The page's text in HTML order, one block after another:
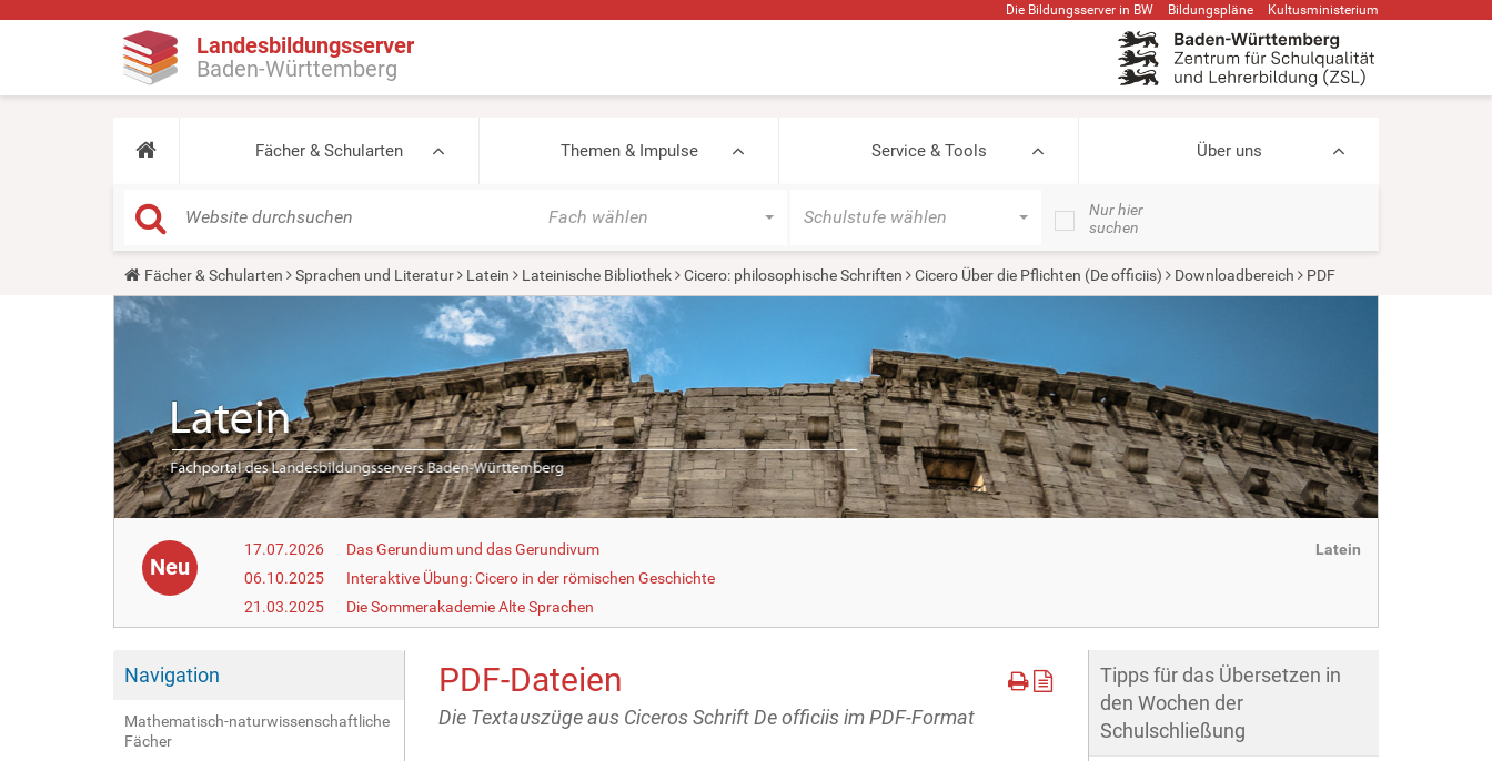
Die Bildungsserver in BW Bildungspläne Kultusministerium
Landesbildungsserver
Baden-Württemberg
Fächer & Schularten Themen & Impulse Service & Tools Über uns
Fach wählen Schulstufe wählen
Nur hier
suchen
Y
o
u
a
e
:
Fächer & Schularten Sprachen und Literatur Latein Lateinische Bibliothek Cicero: philosophische Schriften Cicero Über die Pflichten (De officiis) Downloadbereich PDF
Neu
17.07.2026
Das Gerundium und das Gerundivum
06.10.2025
Interaktive Übung: Cicero in der römischen Geschichte
21.03.2025
Die Sommerakademie Alte Sprachen
Latein
Navigation
Mathematisch-naturwissenschaftliche
Fächer
PDF-Dateien
Die Textauszüge aus Ciceros Schrift De officiis im PDF-Format
Tipps für das Übersetzen in
den Wochen der
Schulschließung